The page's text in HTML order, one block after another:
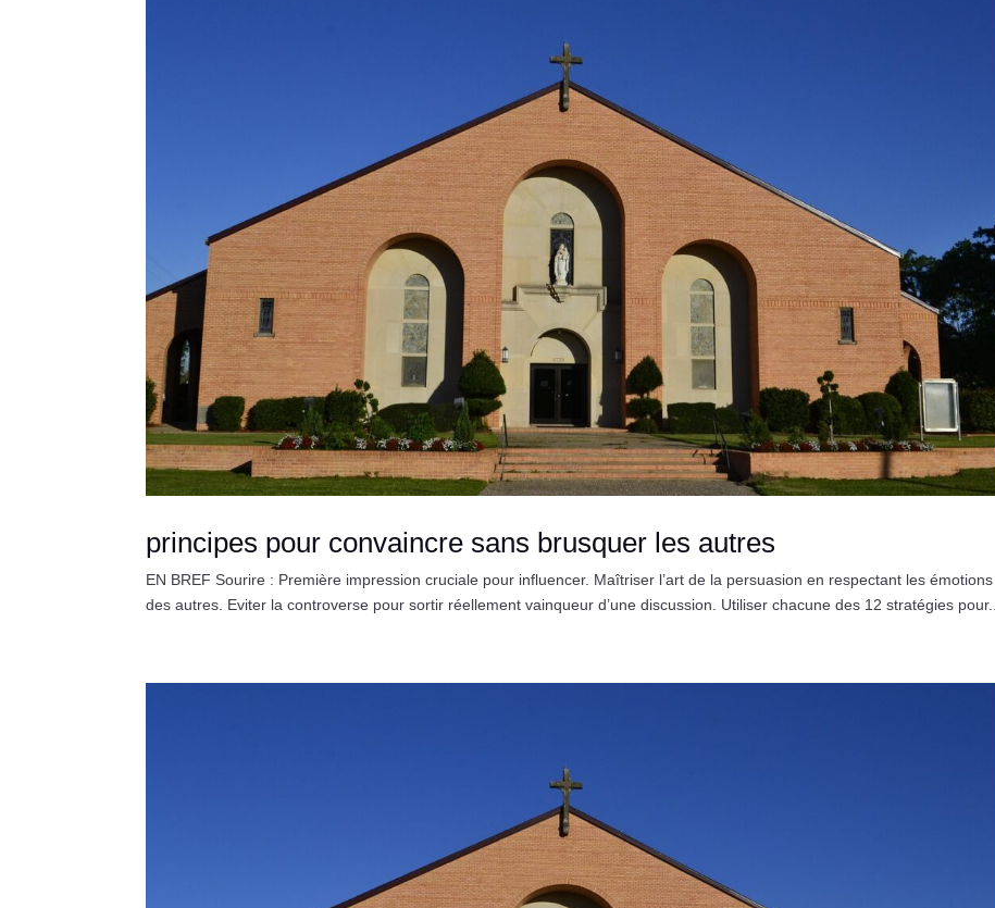
principes pour convaincre sans brusquer les autres
EN BREF Sourire : Première impression cruciale pour influencer. Maîtriser l’art de la persuasion en respectant les émotions
des autres. Eviter la controverse pour sortir réellement vainqueur d’une discussion. Utiliser chacune des 12 stratégies pour...